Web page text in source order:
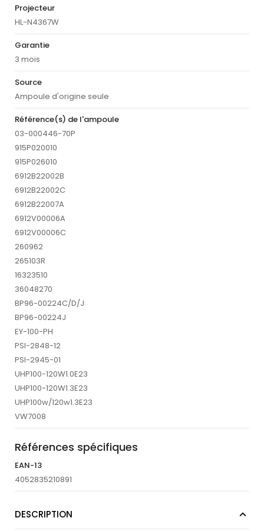
DESCRIPTION
Projecteur
HL-N4367W
Garantie
3 mois
Source
Ampoule d'origine seule
Référence(s) de l'ampoule
03-000446-70P
915P020010
915P026010
6912B22002B
6912B22002C
6912B22007A
6912V00006A
6912V00006C
260962
265103R
16323510
36048270
BP96-00224C/D/J
BP96-00224J
EY-100-PH
PSI-2848-12
PSI-2945-01
UHP100-120W1.0E23
UHP100-120W1.3E23
UHP100w/120w1.3E23
VW7008
Références spécifiques
EAN-13
4052835210891